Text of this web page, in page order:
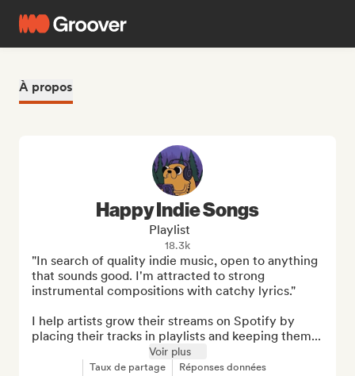
À propos
Happy Indie Songs
Playlist
18.3k
"In search of quality indie music, open to anything
that sounds good. I'm attracted to strong
instrumental compositions with catchy lyrics."
I help artists grow their streams on Spotify by
placing their tracks in playlists and keeping them...
Voir plus
Taux de partage Réponses données